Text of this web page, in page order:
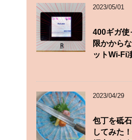
2023/05/01
400ギガ使
限かから
ットWi-Fi
2023/04/29
包丁を砥
してみた